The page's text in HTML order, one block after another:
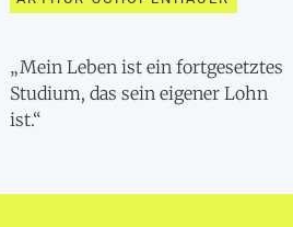
„Mein Leben ist ein fortgesetztes
Studium, das sein eigener Lohn
ist.“